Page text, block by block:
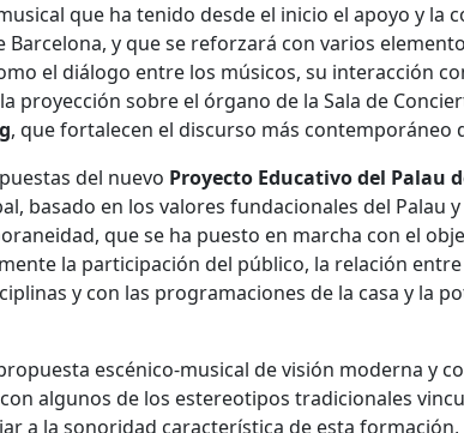
que ha tenido desde el inicio el apoyo y la
Barcelona, y que se reforzará con varios
el diálogo entre los músicos, su interacción
proyección sobre el órgano de la Sala de
, que fortalecen el discurso más contemporáneo
del nuevo Proyecto Educativo del Palau
basado en los valores fundacionales del Palau
que se ha puesto en marcha con el
la participación del público, la relación
y con las programaciones de la casa y la
escénico-musical de visión moderna y
algunos de los estereotipos tradicionales
a la sonoridad característica de esta